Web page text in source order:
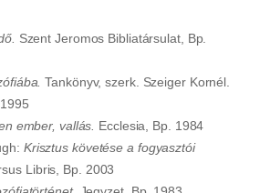
Szent Jeromos Bibliatársulat, Bp.
Tankönyv, szerk. Szeiger Kornél.
ember, vallás. Ecclesia, Bp. 1984
Krisztus követése a fogyasztói
Libris, Bp. 2003